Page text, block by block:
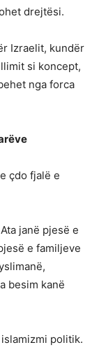
drejtësi.
Izraelit, kundër
si koncept,
nga forca
çdo fjalë e
janë pjesë e
e familjeve
besim kanë
politik.